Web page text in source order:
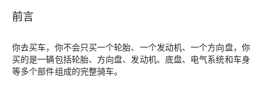
前言
你去买车，你不会只买一个轮胎、一个发动机、一个方向盘，你
买的是一辆包括轮胎、方向盘、发动机、底盘、电气系统和车身
等多个部件组成的完整骑车。